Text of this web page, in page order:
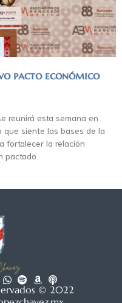
pacto económico
reunirá esta semana en
que siente las bases de la
fortalecer la relación
pactado.
© 2022